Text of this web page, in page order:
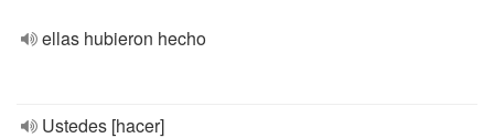
ellas hubieron hecho
Ustedes [hacer]